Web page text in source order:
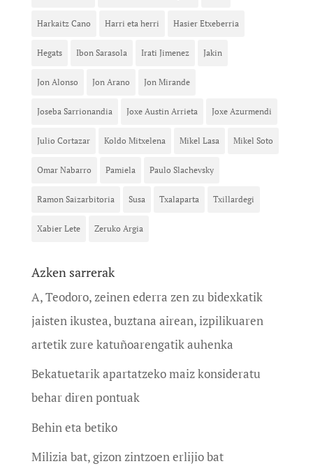
Harkaitz Cano Harri eta herri Hasier Etxeberria
Hegats Ibon Sarasola Irati Jimenez Jakin
Jon Alonso Jon Arano Jon Mirande
Joseba Sarrionandia Joxe Austin Arrieta Joxe Azurmendi
Julio Cortazar Koldo Mitxelena Mikel Lasa Mikel Soto
Omar Nabarro Pamiela Paulo Slachevsky
Ramon Saizarbitoria Susa Txalaparta Txillardegi
Xabier Lete Zeruko Argia
Azken sarrerak
A, Teodoro, zeinen ederra zen zu bidexkatik
jaisten ikustea, buztana airean, izpilikuaren
artetik zure katuñoarengatik auhenka
Bekatuetarik apartatzeko maiz konsideratu
behar diren pontuak
Behin eta betiko
Milizia bat, gizon zintzoen erlijio bat